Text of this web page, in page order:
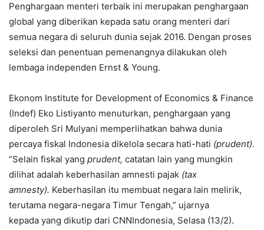
Penghargaan menteri terbaik ini merupakan penghargaan
global yang diberikan kepada satu orang menteri dari
semua negara di seluruh dunia sejak 2016. Dengan proses
seleksi dan penentuan pemenangnya dilakukan oleh
lembaga independen Ernst & Young.
Ekonom Institute for Development of Economics & Finance
(Indef) Eko Listiyanto menuturkan, penghargaan yang
diperoleh Sri Mulyani memperlihatkan bahwa dunia
percaya fiskal Indonesia dikelola secara hati-hati (prudent).
“Selain fiskal yang prudent, catatan lain yang mungkin
dilihat adalah keberhasilan amnesti pajak (tax
amnesty). Keberhasilan itu membuat negara lain melirik,
terutama negara-negara Timur Tengah,” ujarnya
kepada yang dikutip dari CNNIndonesia, Selasa (13/2).